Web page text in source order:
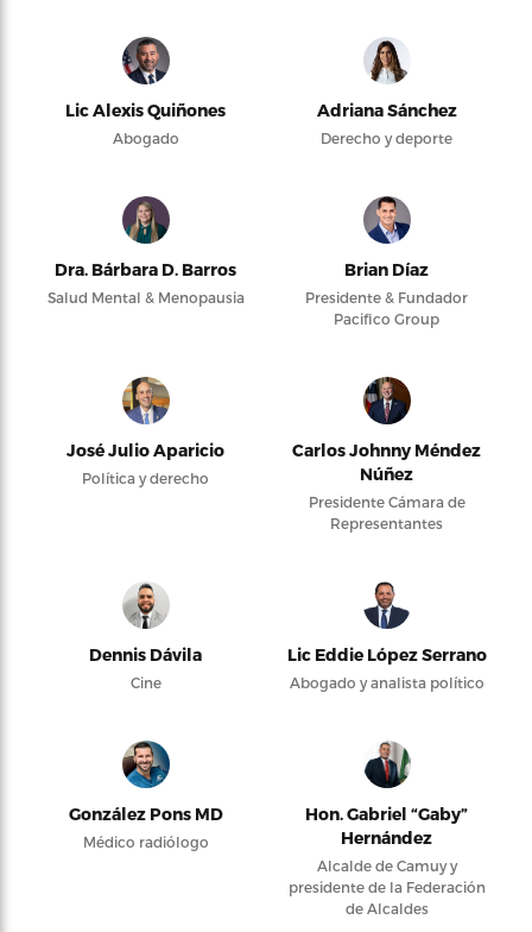
Lic Alexis Quiñones
Abogado
Adriana Sánchez
Derecho y deporte
Dra. Bárbara D. Barros
Salud Mental & Menopausia
Brian Díaz
Presidente & Fundador
Pacifico Group
José Julio Aparicio
Política y derecho
Carlos Johnny Méndez
Núñez
Presidente Cámara de
Representantes
Dennis Dávila
Cine
Lic Eddie López Serrano
Abogado y analista político
González Pons MD
Médico radiólogo
Hon. Gabriel “Gaby”
Hernández
Alcalde de Camuy y
presidente de la Federación
de Alcaldes